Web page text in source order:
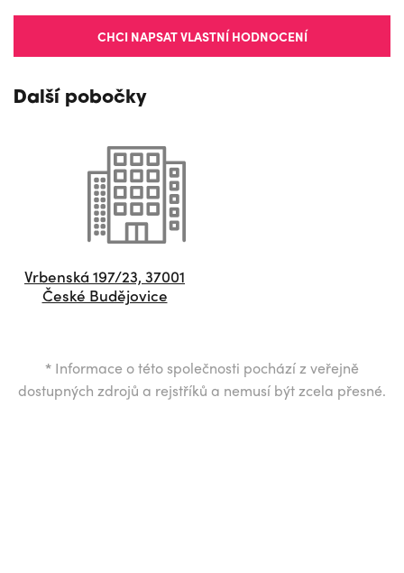
CHCI NAPSAT VLASTNÍ HODNOCENÍ
Další pobočky
Vrbenská 197/23, 37001
České Budějovice
* Informace o této společnosti pochází z veřejně
dostupných zdrojů a rejstříků a nemusí být zcela přesné.